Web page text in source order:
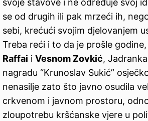
svoje stavove i ne određuje svoj
se od drugih ili pak mrzeći ih,
sebi, krećući svojim djelovanjem
Treba reći i to da je prošle
Raffai i Vesnom Zovkić,
nagradu “Krunoslav Sukić”
nenasilje zato što javno osudila
crkvenom i javnom prostoru,
zloupotrebu kršćanske vjere u